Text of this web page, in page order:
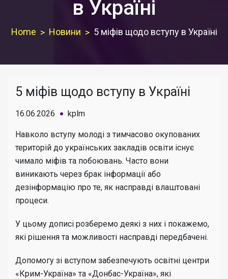
в Україні
Home Новини 5 міфів щодо вступу в Україні
5 міфів щодо вступу в Україні
16.06.2026 kplm
Навколо вступу молоді з тимчасово окупованих
територій до українських закладів освіти існує
чимало міфів та побоювань. Часто вони
виникають через брак інформації або
дезінформацію про те, як насправді влаштовані
процеси.
У цьому дописі розберемо деякі з них і покажемо,
які рішення та можливості насправді передбачені.
Допомогу зі вступом забезпечують освітні центри
«Крим-Україна» та «Донбас-Україна», які